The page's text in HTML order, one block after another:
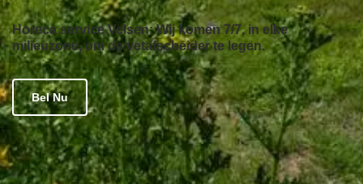
Horeca service Velsen: Wij komen 7/7, in elke
milieuzone, om de vetafscheider te legen.
Bel Nu